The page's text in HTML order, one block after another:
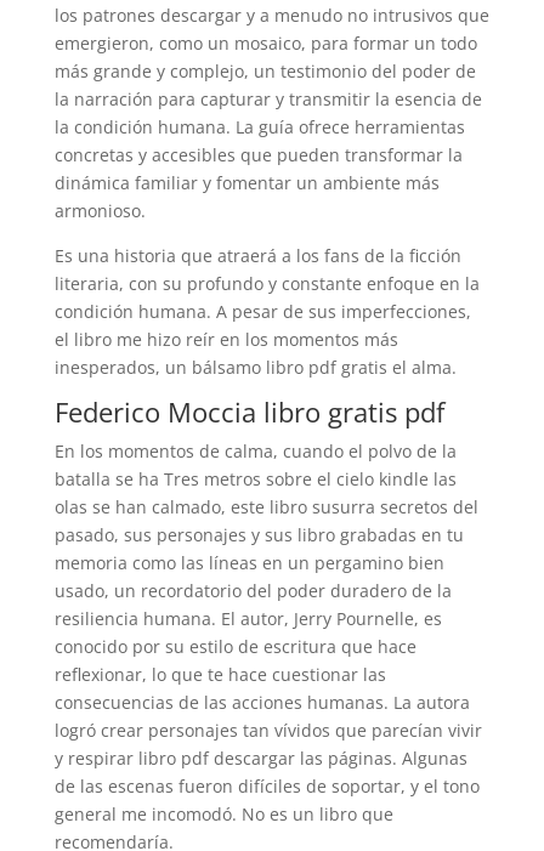
los patrones descargar y a menudo no intrusivos que
emergieron, como un mosaico, para formar un todo
más grande y complejo, un testimonio del poder de
la narración para capturar y transmitir la esencia de
la condición humana. La guía ofrece herramientas
concretas y accesibles que pueden transformar la
dinámica familiar y fomentar un ambiente más
armonioso.
Es una historia que atraerá a los fans de la ficción
literaria, con su profundo y constante enfoque en la
condición humana. A pesar de sus imperfecciones,
el libro me hizo reír en los momentos más
inesperados, un bálsamo libro pdf gratis el alma.
Federico Moccia libro gratis pdf
En los momentos de calma, cuando el polvo de la
batalla se ha Tres metros sobre el cielo kindle las
olas se han calmado, este libro susurra secretos del
pasado, sus personajes y sus libro grabadas en tu
memoria como las líneas en un pergamino bien
usado, un recordatorio del poder duradero de la
resiliencia humana. El autor, Jerry Pournelle, es
conocido por su estilo de escritura que hace
reflexionar, lo que te hace cuestionar las
consecuencias de las acciones humanas. La autora
logró crear personajes tan vívidos que parecían vivir
y respirar libro pdf descargar las páginas. Algunas
de las escenas fueron difíciles de soportar, y el tono
general me incomodó. No es un libro que
recomendaría.